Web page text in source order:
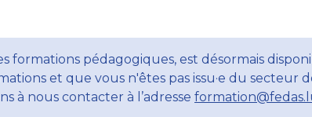
pédagogiques, est désormais
et que vous n'êtes pas issu·e du secteur
à nous contacter à l’adresse